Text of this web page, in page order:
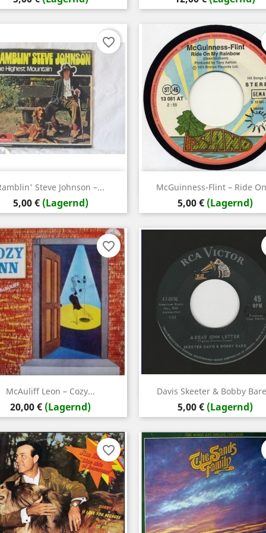
Steve Johnson ‎–...
Preis
5,00 € (Lagernd)
 Vorschau
favorite_border
McGuinness-Flint ‎– Ride
Preis
5,00 € (Lagernd)
Vorschau
McAuliff Leon ‎– Cozy...
Preis
20,00 € (Lagernd)
Vorschau
favorite_border
Davis Skeeter & Bobby
Preis
5,00 € (Lagernd)
Vorschau
favorite_border